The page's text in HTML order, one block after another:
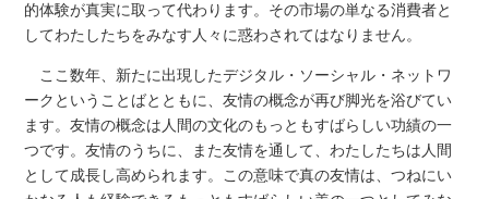
的体験が真実に取って代わります。その市場の単なる消費者と
してわたしたちをみなす人々に惑わされてはなりません。
ここ数年、新たに出現したデジタル・ソーシャル・ネットワ
ークということばとともに、友情の概念が再び脚光を浴びてい
ます。友情の概念は人間の文化のもっともすばらしい功績の一
つです。友情のうちに、また友情を通して、わたしたちは人間
として成長し高められます。この意味で真の友情は、つねにい